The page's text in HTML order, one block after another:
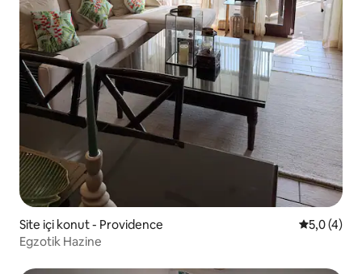
Site içi konut - Providence 55,0 (4)
Egzotik Hazine